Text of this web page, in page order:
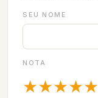
SEU NOME
NOTA
★★★★★